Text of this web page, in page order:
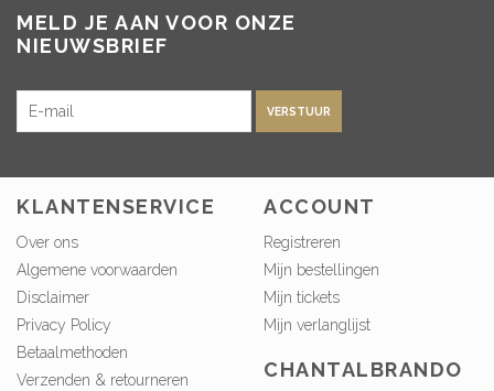
MELD JE AAN VOOR ONZE
NIEUWSBRIEF
VERSTUUR
KLANTENSERVICE
Over ons
Algemene voorwaarden
Disclaimer
Privacy Policy
Betaalmethoden
Verzenden & retourneren
ACCOUNT
Registreren
Mijn bestellingen
Mijn tickets
Mijn verlanglijst
CHANTALBRANDO